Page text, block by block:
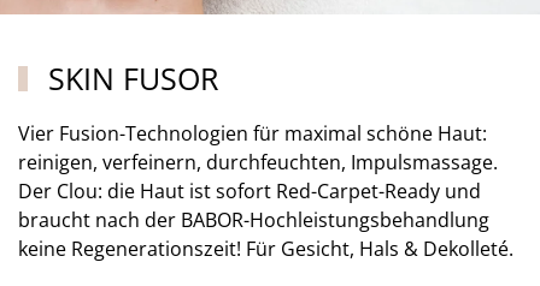
SKIN FUSOR
Vier Fusion-Technologien für maximal schöne Haut:
reinigen, verfeinern, durchfeuchten, Impulsmassage.
Der Clou: die Haut ist sofort Red-Carpet-Ready und
braucht nach der BABOR-Hochleistungsbehandlung
keine Regenerationszeit! Für Gesicht, Hals & Dekolleté.